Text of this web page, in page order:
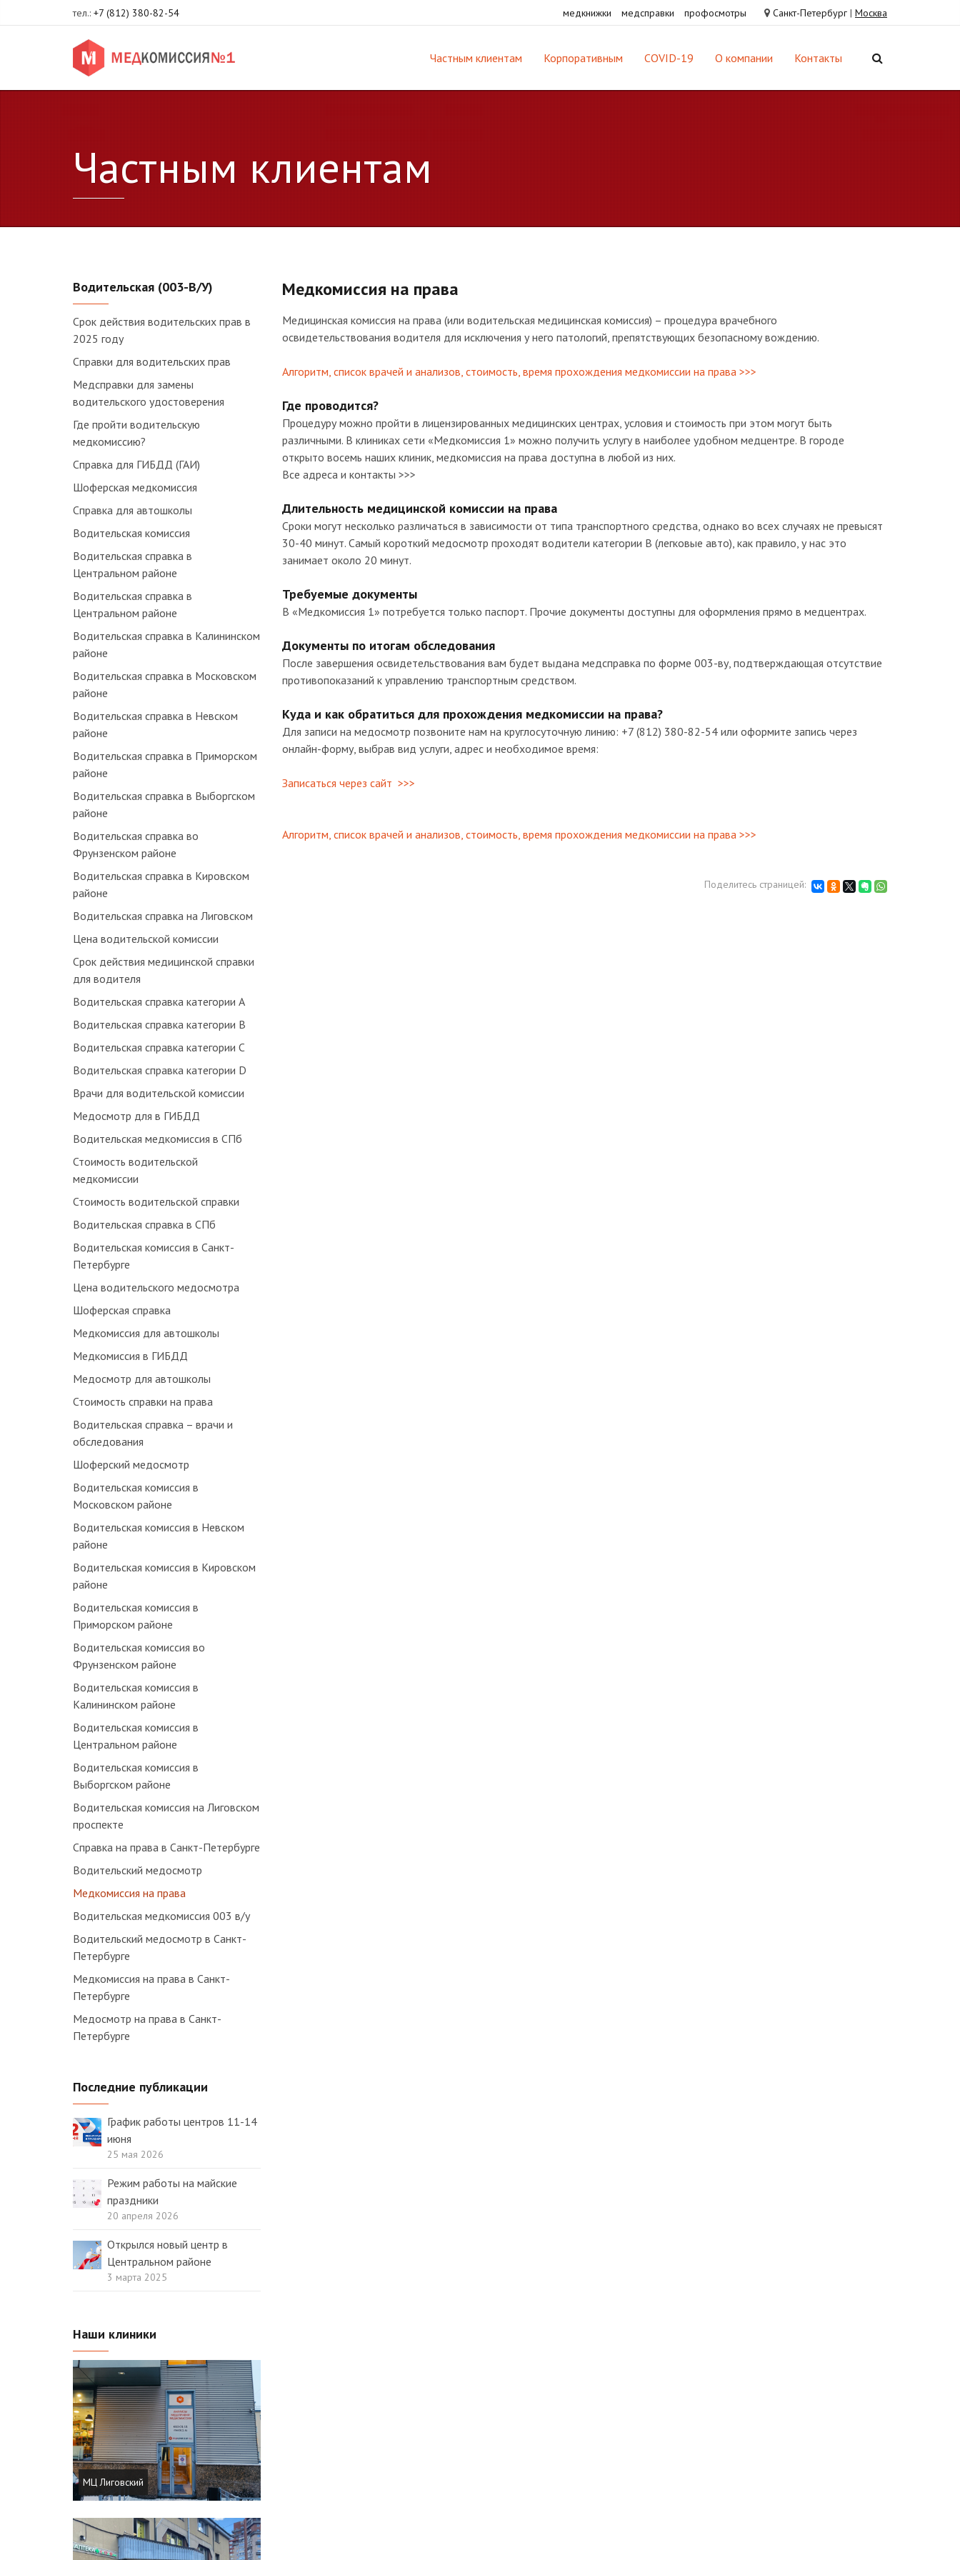
тел.: +7 (812) 380-82-54 Санкт-Петербург | Москва
медкнижки медсправки профосмотры
Частным клиентам Корпоративным COVID-19 О компании Контакты
Частным клиентам
Медкомиссия на права
Медицинская комиссия на права (или водительская медицинская комиссия) – процедура врачебного
освидетельствования водителя для исключения у него патологий, препятствующих безопасному вождению.
Алгоритм, список врачей и анализов, стоимость, время прохождения медкомиссии на права >>>
Где проводится?
Процедуру можно пройти в лицензированных медицинских центрах, условия и стоимость при этом могут быть
различными. В клиниках сети «Медкомиссия 1» можно получить услугу в наиболее удобном медцентре. В городе
открыто восемь наших клиник, медкомиссия на права доступна в любой из них.
Все адреса и контакты >>>
Длительность медицинской комиссии на права
Сроки могут несколько различаться в зависимости от типа транспортного средства, однако во всех случаях не превысят
30-40 минут. Самый короткий медосмотр проходят водители категории В (легковые авто), как правило, у нас это
занимает около 20 минут.
Требуемые документы
В «Медкомиссия 1» потребуется только паспорт. Прочие документы доступны для оформления прямо в медцентрах.
Документы по итогам обследования
После завершения освидетельствования вам будет выдана медсправка по форме 003-ву, подтверждающая отсутствие
противопоказаний к управлению транспортным средством.
Куда и как обратиться для прохождения медкомиссии на права?
Для записи на медосмотр позвоните нам на круглосуточную линию: +7 (812) 380-82-54 или оформите запись через
онлайн-форму, выбрав вид услуги, адрес и необходимое время:
Записаться через сайт >>>
Алгоритм, список врачей и анализов, стоимость, время прохождения медкомиссии на права >>>
Поделитесь страницей:
Водительская (003-В/У)
Срок действия водительских прав в
2025 году
Справки для водительских прав
Медсправки для замены
водительского удостоверения
Где пройти водительскую
медкомиссию?
Справка для ГИБДД (ГАИ)
Шоферская медкомиссия
Справка для автошколы
Водительская комиссия
Водительская справка в
Центральном районе
Водительская справка в
Центральном районе
Водительская справка в Калининском
районе
Водительская справка в Московском
районе
Водительская справка в Невском
районе
Водительская справка в Приморском
районе
Водительская справка в Выборгском
районе
Водительская справка во
Фрунзенском районе
Водительская справка в Кировском
районе
Водительская справка на Лиговском
Цена водительской комиссии
Срок действия медицинской справки
для водителя
Водительская справка категории А
Водительская справка категории В
Водительская справка категории С
Водительская справка категории D
Врачи для водительской комиссии
Медосмотр для в ГИБДД
Водительская медкомиссия в СПб
Стоимость водительской
медкомиссии
Стоимость водительской справки
Водительская справка в СПб
Водительская комиссия в Санкт-
Петербурге
Цена водительского медосмотра
Шоферская справка
Медкомиссия для автошколы
Медкомиссия в ГИБДД
Медосмотр для автошколы
Стоимость справки на права
Водительская справка – врачи и
обследования
Шоферский медосмотр
Водительская комиссия в
Московском районе
Водительская комиссия в Невском
районе
Водительская комиссия в Кировском
районе
Водительская комиссия в
Приморском районе
Водительская комиссия во
Фрунзенском районе
Водительская комиссия в
Калининском районе
Водительская комиссия в
Центральном районе
Водительская комиссия в
Выборгском районе
Водительская комиссия на Лиговском
проспекте
Справка на права в Санкт-Петербурге
Водительский медосмотр
Медкомиссия на права
Водительская медкомиссия 003 в/у
Водительский медосмотр в Санкт-
Петербурге
Медкомиссия на права в Санкт-
Петербурге
Медосмотр на права в Санкт-
Петербурге
Последние публикации
График работы центров 11-14
июня
25 мая 2026
Режим работы на майские
праздники
20 апреля 2026
Открылся новый центр в
Центральном районе
3 марта 2025
Наши клиники
МЦ Лиговский